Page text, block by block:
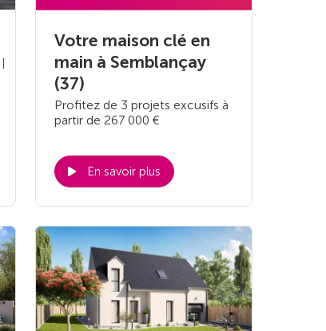
Votre maison clé en
main à Semblançay
(37)
Profitez de 3 projets excusifs à
partir de 267 000 €
En savoir plus